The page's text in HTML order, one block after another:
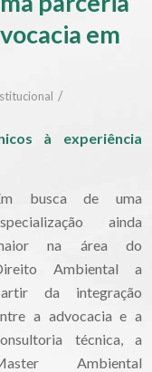
em
/
à experiência
busca de uma
ainda
na área do
Ambiental a
da integração
a advocacia e a
técnica, a
Ambiental